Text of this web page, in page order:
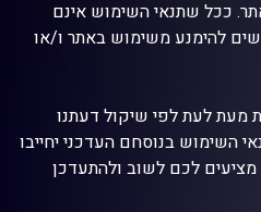
ככל שתנאי השימוש אינם
להימנע משימוש באתר ו/או
מעת לעת לפי שיקול דעתנו
השימוש בנוסחם העדכני יחייבו
לכם לשוב ולהתעדכן